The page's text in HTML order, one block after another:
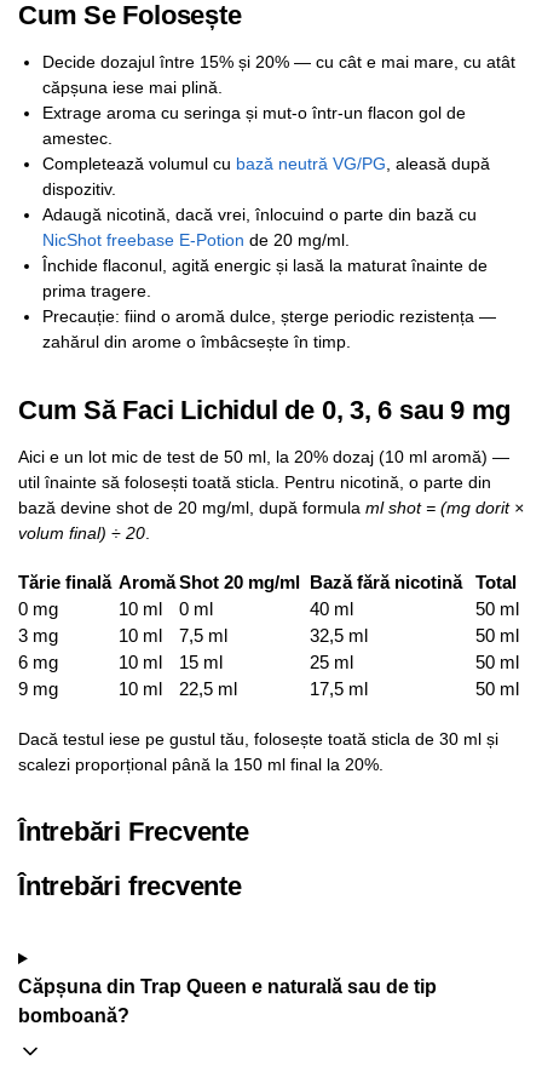
Cum Se Folosește
Decide dozajul între 15% și 20% — cu cât e mai mare, cu atât
căpșuna iese mai plină.
Extrage aroma cu seringa și mut-o într-un flacon gol de
amestec.
Completează volumul cu bază neutră VG/PG, aleasă după
dispozitiv.
Adaugă nicotină, dacă vrei, înlocuind o parte din bază cu
NicShot freebase E-Potion de 20 mg/ml.
Închide flaconul, agită energic și lasă la maturat înainte de
prima tragere.
Precauție: fiind o aromă dulce, șterge periodic rezistența —
zahărul din arome o îmbâcsește în timp.
Cum Să Faci Lichidul de 0, 3, 6 sau 9 mg
Aici e un lot mic de test de 50 ml, la 20% dozaj (10 ml aromă) —
util înainte să folosești toată sticla. Pentru nicotină, o parte din
bază devine shot de 20 mg/ml, după formula ml shot = (mg dorit ×
volum final) ÷ 20
Tărie finală AromăShot 20 mg/ml Bază fără nicotină
Total
0 mg
10 ml 0 ml 40 ml
50 ml
3 mg
10 ml 7,5 ml 32,5 ml
50 ml
6 mg
10 ml 15 ml 25 ml
50 ml
9 mg
10 ml 22,5 ml 17,5 ml 50 ml
Dacă testul iese pe gustul tău, folosește toată sticla de 30 ml și
scalezi proporțional până la 150 ml final la 20%.
Întrebări Frecvente
Întrebări frecvente
Căpșuna din Trap Queen e naturală sau de tip
bomboană?